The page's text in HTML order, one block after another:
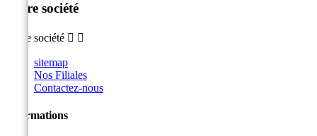
Notre société
Notre société  
sitemap
Nos Filiales
Contactez-nous
Informations